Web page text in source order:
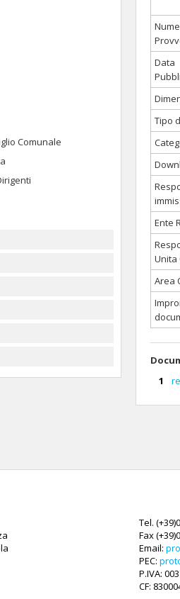
Comunale
Data
Tipo
Ente
Unita
Area
Tel.
Fax
Email:
PEC:
P.IVA:
CF: